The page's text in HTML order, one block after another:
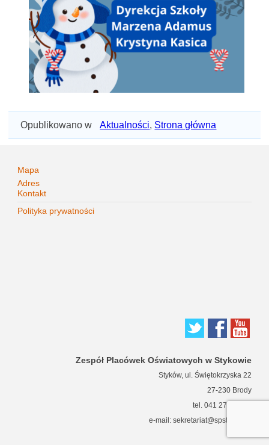
Opublikowano w Aktualności, Strona główna
Mapa
Adres
Kontakt
Polityka prywatności
Zespół Placówek Oświatowych w Stykowie
Styków, ul. Świętokrzyska 22
27-230 Brody
tel. 041 271 63 66
e-mail: sekretariat@spstykow.pl